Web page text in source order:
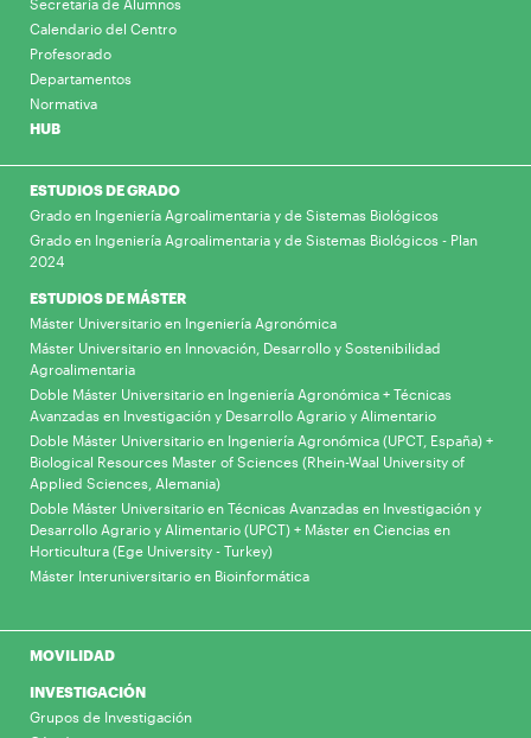
Secretaría de Alumnos
Calendario del Centro
Profesorado
Departamentos
Normativa
HUB
ESTUDIOS DE GRADO
Grado en Ingeniería Agroalimentaria y de Sistemas Biológicos
Grado en Ingeniería Agroalimentaria y de Sistemas Biológicos - Plan
2024
ESTUDIOS DE MÁSTER
Máster Universitario en Ingeniería Agronómica
Máster Universitario en Innovación, Desarrollo y Sostenibilidad
Agroalimentaria
Doble Máster Universitario en Ingeniería Agronómica + Técnicas
Avanzadas en Investigación y Desarrollo Agrario y Alimentario
Doble Máster Universitario en Ingeniería Agronómica (UPCT, España) +
Biological Resources Master of Sciences (Rhein-Waal University of
Applied Sciences, Alemania)
Doble Máster Universitario en Técnicas Avanzadas en Investigación y
Desarrollo Agrario y Alimentario (UPCT) + Máster en Ciencias en
Horticultura (Ege University - Turkey)
Máster Interuniversitario en Bioinformática
MOVILIDAD
INVESTIGACIÓN
Grupos de Investigación